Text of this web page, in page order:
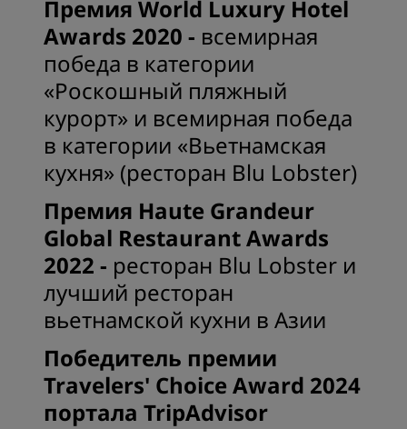
Премия World Luxury Hotel
Awards 2020 - всемирная
победа в категории
«Роскошный пляжный
курорт» и всемирная победа
в категории «Вьетнамская
кухня» (ресторан Blu Lobster)
Премия Haute Grandeur
Global Restaurant Awards
2022 - ресторан Blu Lobster и
лучший ресторан
вьетнамской кухни в Азии
Победитель премии
Travelers' Choice Award 2024
портала TripAdvisor